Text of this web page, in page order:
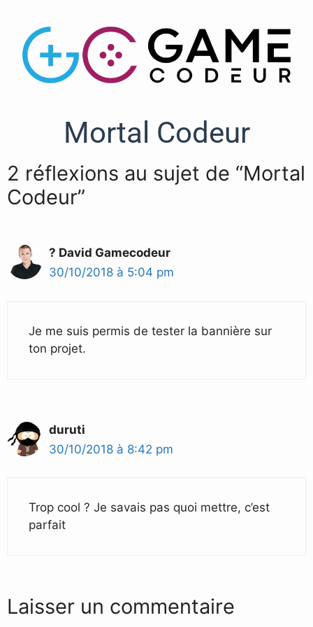
Mortal Codeur
2 réflexions au sujet de “Mortal
Codeur”
? David Gamecodeur
30/10/2018 à 5:04 pm
Je me suis permis de tester la bannière sur
ton projet.
duruti
30/10/2018 à 8:42 pm
Trop cool ? Je savais pas quoi mettre, c’est
parfait
Laisser un commentaire